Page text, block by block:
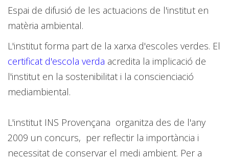
Espai de difusió de les actuacions de l'institut en
matèria ambiental.
L'institut forma part de la xarxa d'escoles verdes. El
certificat d'escola verda acredita la implicació de
l'institut en la sostenibilitat i la conscienciació
mediambiental.
L'institut INS Provençana organitza des de l'any
2009 un concurs, per reflectir la importància i
necessitat de conservar el medi ambient. Per a